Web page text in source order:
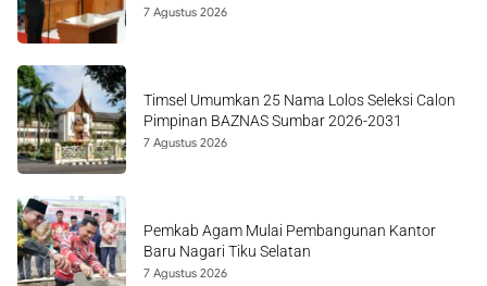
7 Agustus 2026
Timsel Umumkan 25 Nama Lolos Seleksi Calon
Pimpinan BAZNAS Sumbar 2026-2031
7 Agustus 2026
Pemkab Agam Mulai Pembangunan Kantor
Baru Nagari Tiku Selatan
7 Agustus 2026